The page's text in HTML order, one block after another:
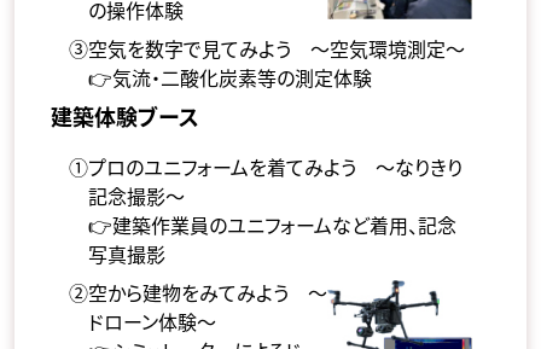
の操作体験
③空気を数字で見てみよう ～空気環境測定～
👉気流・二酸化炭素等の測定体験
建築体験ブース
①プロのユニフォームを着てみよう ～なりきり
記念撮影～
👉建築作業員のユニフォームなど着用、記念
写真撮影
②空から建物をみてみよう ～
ドローン体験～